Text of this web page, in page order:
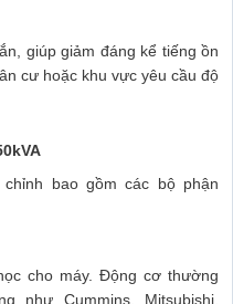
giúp giảm đáng kể tiếng ồn
cư hoặc khu vực yêu cầu độ
bao gồm các bộ phận
cho máy. Động cơ thường
như Cummins, Mitsubishi,